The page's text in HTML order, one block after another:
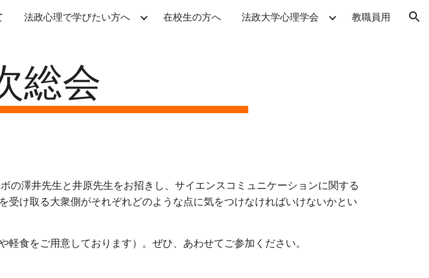
Skip to navigation
法政心理で学びたい方へ 在校生の方へ 法政大学心理学会 教職員用
総会
の澤井先生と井原先生をお招きし、サイエンスコミュニケーションに関する
け取る大衆側がそれぞれどのような点に気をつけなければいけないかとい
食をご用意しております）。ぜひ、あわせてご参加ください。